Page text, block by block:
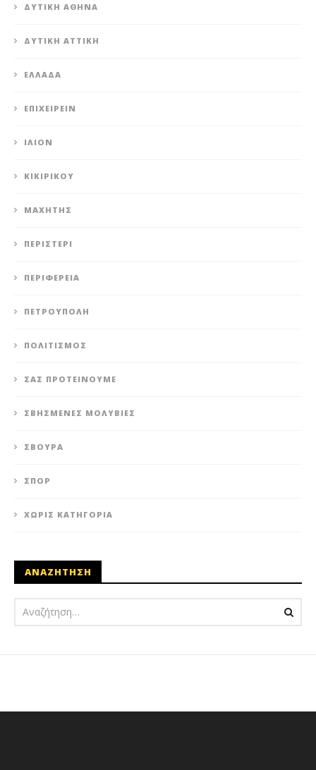
ΔΥΤΙΚΉ ΑΘΉΝΑ
ΔΥΤΙΚΉ ΑΤΤΙΚΉ
ΕΛΛΆΔΑ
ΕΠΙΧΕΙΡΕΊΝ
ΊΛΙΟΝ
ΚΙΚΙΡΙΚΟΥ
ΜΑΧΗΤΗΣ
ΠΕΡΙΣΤΈΡΙ
ΠΕΡΙΦΈΡΕΙΑ
ΠΕΤΡΟΎΠΟΛΗ
ΠΟΛΙΤΙΣΜΌΣ
ΣΑΣ ΠΡΟΤΕΊΝΟΥΜΕ
ΣΒΗΣΜΈΝΕΣ ΜΟΛΥΒΙΈΣ
ΣΒΟΎΡΑ
ΣΠΟΡ
ΧΩΡΊΣ ΚΑΤΗΓΟΡΊΑ
ΑΝΑΖΗΤΗΣΗ